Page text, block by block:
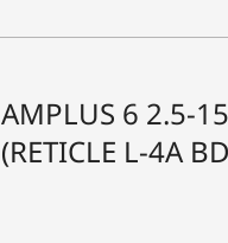
AMPLUS 6 2.5-
(RETICLE L-4A